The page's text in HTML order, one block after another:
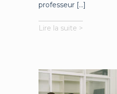
professeur [...]
Lire la suite >
le
chercheur
Aurélien